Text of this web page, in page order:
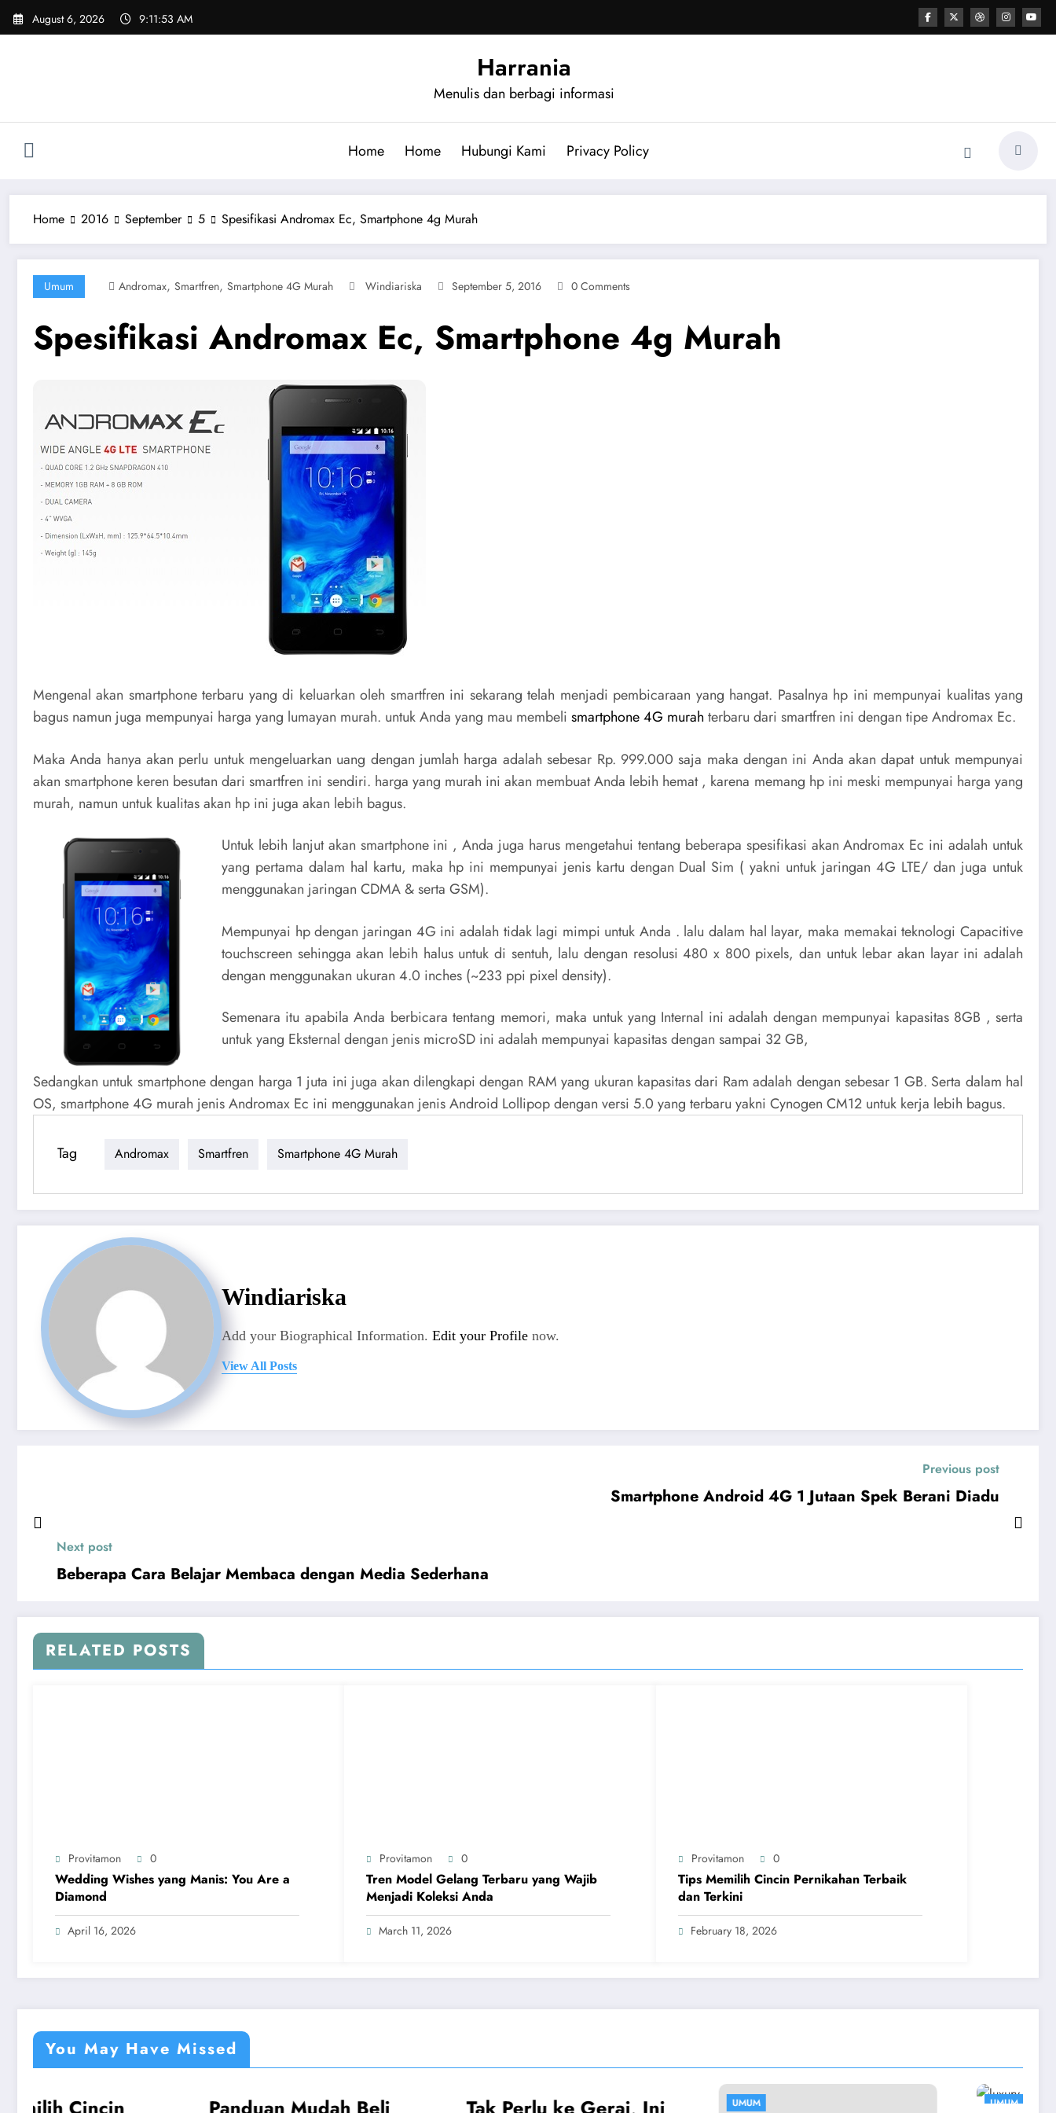
Skip
August 6, 2026 9:11:54 AM
Harrania
Menulis dan berbagi informasi
Home Home Hubungi Kami Privacy Policy
Home 2016 September 5 Spesifikasi Andromax Ec, Smartphone 4g Murah
Umum Andromax, Smartfren, Smartphone 4G Murah Windiariska September 5, 2016 0 Comments
Spesifikasi Andromax Ec, Smartphone 4g Murah
Mengenal akan smartphone terbaru yang di keluarkan oleh smartfren ini sekarang telah menjadi pembicaraan yang hangat. Pasalnya hp ini mempunyai kualitas yang
bagus namun juga mempunyai harga yang lumayan murah. untuk Anda yang mau membeli smartphone 4G murah terbaru dari smartfren ini dengan tipe Andromax Ec.
Maka Anda hanya akan perlu untuk mengeluarkan uang dengan jumlah harga adalah sebesar Rp. 999.000 saja maka dengan ini Anda akan dapat untuk mempunyai
akan smartphone keren besutan dari smartfren ini sendiri. harga yang murah ini akan membuat Anda lebih hemat , karena memang hp ini meski mempunyai harga yang
murah, namun untuk kualitas akan hp ini juga akan lebih bagus.
Untuk lebih lanjut akan smartphone ini , Anda juga harus mengetahui tentang beberapa spesifikasi akan Andromax Ec ini adalah untuk
yang pertama dalam hal kartu, maka hp ini mempunyai jenis kartu dengan Dual Sim ( yakni untuk jaringan 4G LTE/ dan juga untuk
menggunakan jaringan CDMA & serta GSM).
Mempunyai hp dengan jaringan 4G ini adalah tidak lagi mimpi untuk Anda . lalu dalam hal layar, maka memakai teknologi Capacitive
touchscreen sehingga akan lebih halus untuk di sentuh, lalu dengan resolusi 480 x 800 pixels, dan untuk lebar akan layar ini adalah
dengan menggunakan ukuran 4.0 inches (~233 ppi pixel density).
Semenara itu apabila Anda berbicara tentang memori, maka untuk yang Internal ini adalah dengan mempunyai kapasitas 8GB , serta
untuk yang Eksternal dengan jenis microSD ini adalah mempunyai kapasitas dengan sampai 32 GB,
Sedangkan untuk smartphone dengan harga 1 juta ini juga akan dilengkapi dengan RAM yang ukuran kapasitas dari Ram adalah dengan sebesar 1 GB. Serta dalam hal
OS, smartphone 4G murah jenis Andromax Ec ini menggunakan jenis Android Lollipop dengan versi 5.0 yang terbaru yakni Cynogen CM12 untuk kerja lebih bagus.
Tag Andromax Smartfren Smartphone 4G Murah
Windiariska
Add your Biographical Information. Edit your Profile now.
View All Posts
Previous post
Smartphone Android 4G 1 Jutaan Spek Berani Diadu
Next post
Beberapa Cara Belajar Membaca dengan Media Sederhana
RELATED POSTS
Provitamon 0
Wedding Wishes yang Manis: You Are a
Diamond
April 16, 2026
Provitamon 0
Tren Model Gelang Terbaru yang Wajib
Menjadi Koleksi Anda
March 11, 2026
Provitamon 0
Tips Memilih Cincin Pernikahan Terbaik
dan Terkini
February 18, 2026
You May Have Missed
UMUM UMUM UMUM